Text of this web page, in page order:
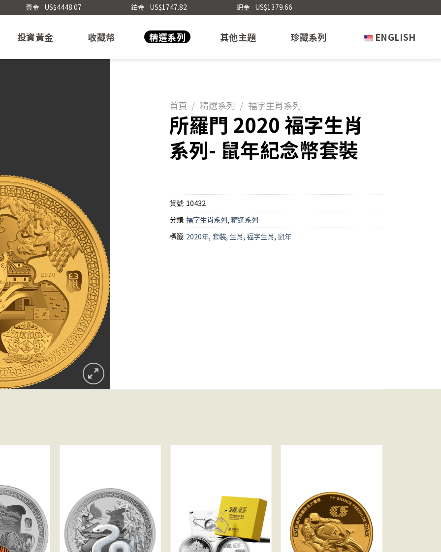
黃金 US$4448.07 鉑金 US$1747.82 鈀金 US$1379.66
投資黃金 收藏幣 精選系列 其他主題 珍藏系列 ENGLISH
首頁 / 精選系列 / 福字生肖系列
所羅門 2020 福字生肖
系列- 鼠年紀念幣套裝
貨號: 10432
分類:福字生肖系列, 精選系列
標籤: 2020年, 套裝, 生肖,福字生肖, 鼠年